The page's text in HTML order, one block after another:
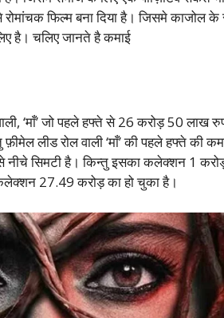
फिल्म बना दिया है। जिसमे काजोल के
है। चलिए जानते है कमाई
‘माँ’ जो पहले हफ्ते से 26 करोड़ 50 लाख
लीड रोल वाली ‘माँ’ की पहले हफ्ते की
नीचे सिमटी है। किन्तु इसका कलेक्शन 1
27.49 करोड़ का हो चुका है।